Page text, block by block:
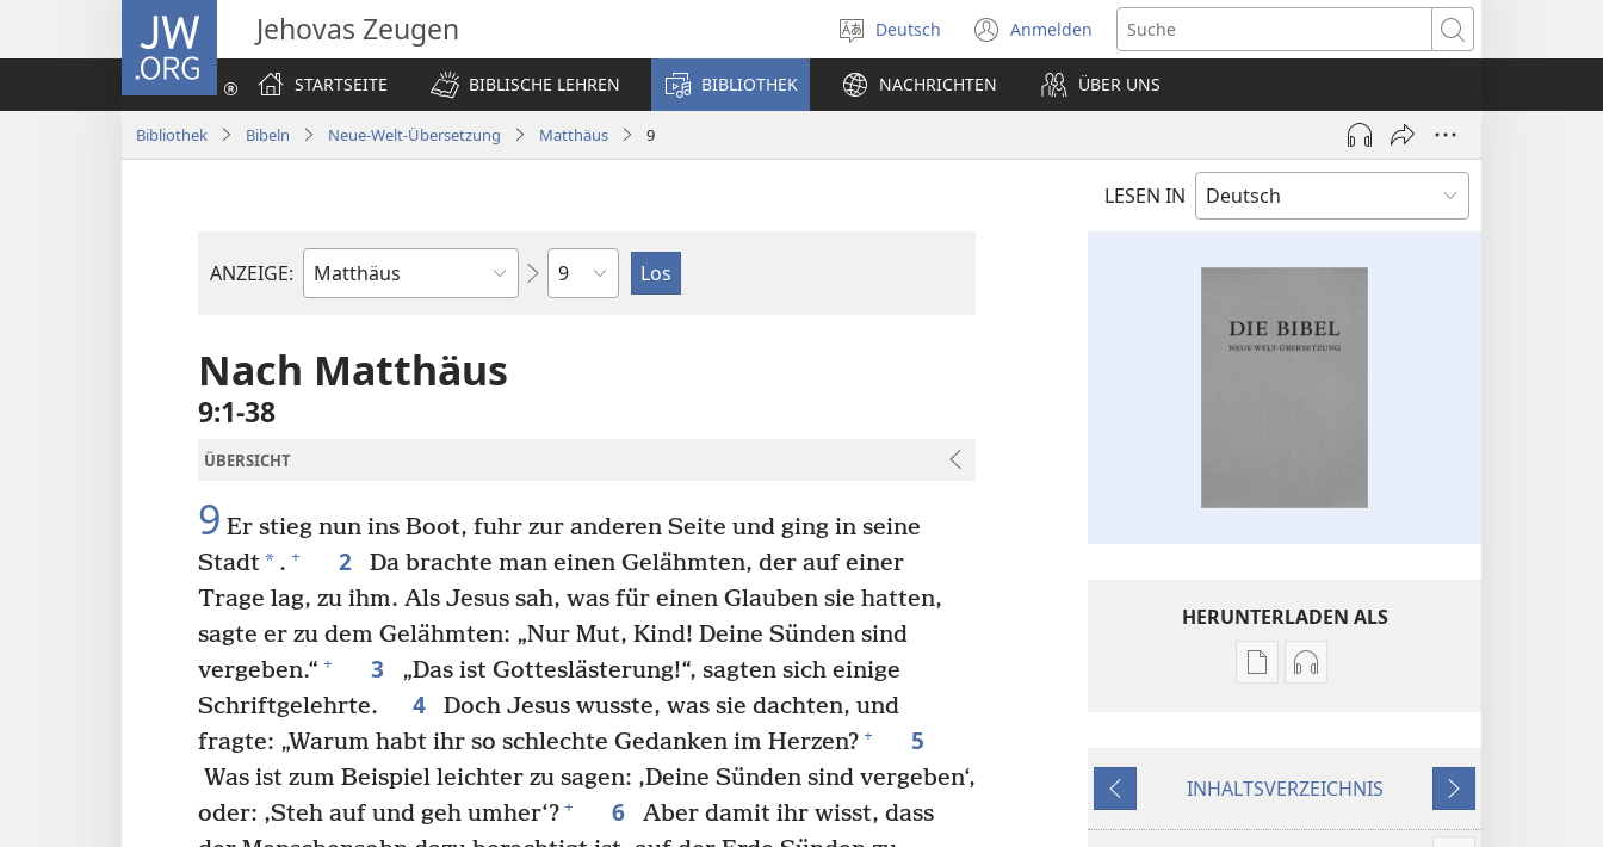
JW.ORG Jehovas Zeugen
Sprache
auswählen
Deutsch Anmelden
(öffnet
neues
Fenster)
Suche
STARTSEITE
BIBLISCHE LEHREN BIBLIOTHEK NACHRICHTEN ÜBER UNS
Bibliothek Bibeln Neue-Welt-Übersetzung Matthäus 9
LESEN IN
ANZEIGE:
Bibelbuch
Kapitel
Nach Matthäus
9:1-38
ÜBERSICHT
9 Er stieg nun ins Boot, fuhr zur anderen Seite und ging in seine
Stadt* . + 2
Da brachte man einen Gelähmten, der auf einer
Trage lag, zu ihm. Als Jesus sah, was für einen Glauben sie hatten,
sagte er zu dem Gelähmten: „Nur Mut, Kind! Deine Sünden sind
vergeben.“ + 3
„Das ist Gotteslästerung!“, sagten sich einige
Schriftgelehrte.
4
Doch Jesus wusste, was sie dachten, und
fragte: „Warum habt ihr so schlechte Gedanken im Herzen? + 5
Was ist zum Beispiel leichter zu sagen: ‚Deine Sünden sind vergeben‘,
oder: ‚Steh auf und geh umher‘? + 6
Aber damit ihr wisst, dass
HERUNTERLADEN ALS
Downloadoptionen
Bibel.
Downloadoptionen
Bibel.
Zurück
INHALTSVERZEICHNIS
Weiter